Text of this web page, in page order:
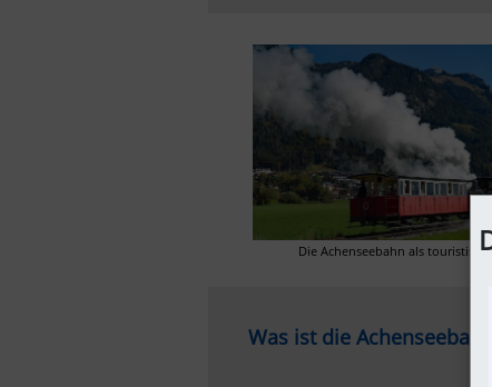
Die Achenseebahn als
Was ist die